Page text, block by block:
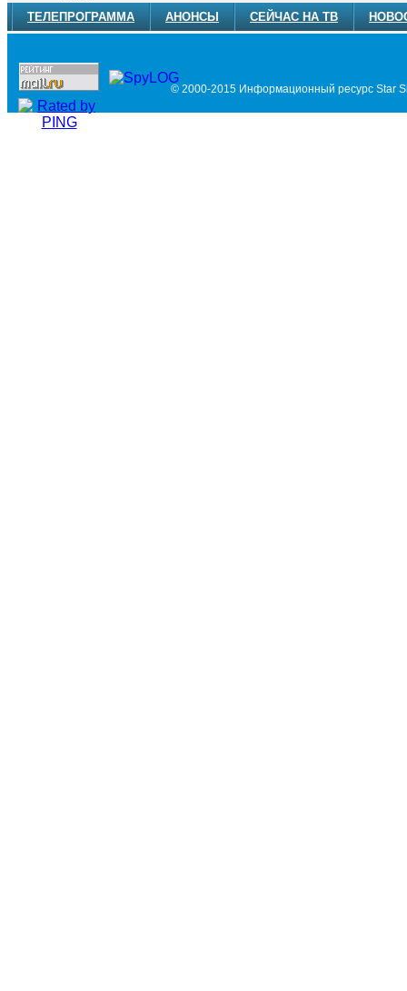
ТЕЛЕПРОГРАММА АНОНСЫ СЕЙЧАС НА ТВ
© 2000-2015 Информационный ресурс Star